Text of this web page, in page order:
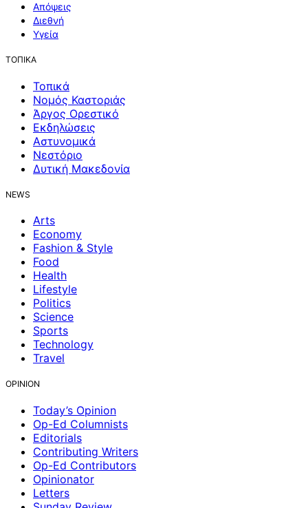
Απόψεις
Διεθνή
Υγεία
ΤΟΠΙΚΑ
Τοπικά
Νομός Καστοριάς
Άργος Ορεστικό
Εκδηλώσεις
Αστυνομικά
Νεστόριο
Δυτική Μακεδονία
NEWS
Arts
Economy
Fashion & Style
Food
Health
Lifestyle
Politics
Science
Sports
Technology
Travel
OPINION
Today’s Opinion
Op-Ed Columnists
Editorials
Contributing Writers
Op-Ed Contributors
Opinionator
Letters